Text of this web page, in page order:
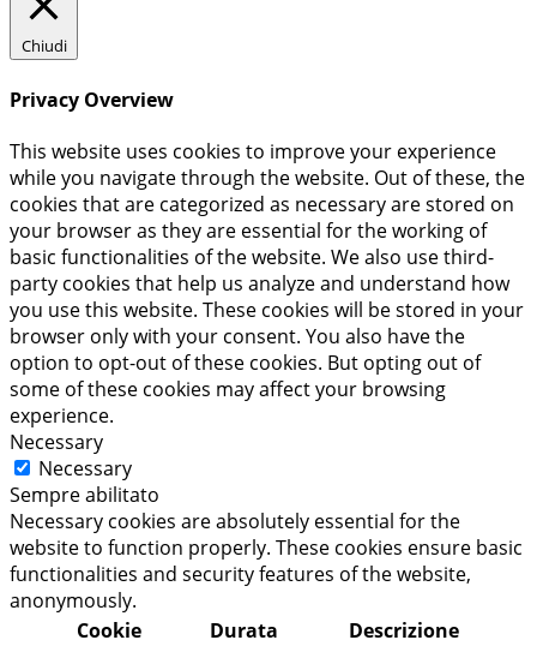
Chiudi
Privacy Overview
This website uses cookies to improve your experience
while you navigate through the website. Out of these, the
cookies that are categorized as necessary are stored on
your browser as they are essential for the working of
basic functionalities of the website. We also use third-
party cookies that help us analyze and understand how
you use this website. These cookies will be stored in your
browser only with your consent. You also have the
option to opt-out of these cookies. But opting out of
some of these cookies may affect your browsing
experience.
Necessary
Necessary
Sempre abilitato
Necessary cookies are absolutely essential for the
website to function properly. These cookies ensure basic
functionalities and security features of the website,
anonymously.
Cookie
Durata Descrizione